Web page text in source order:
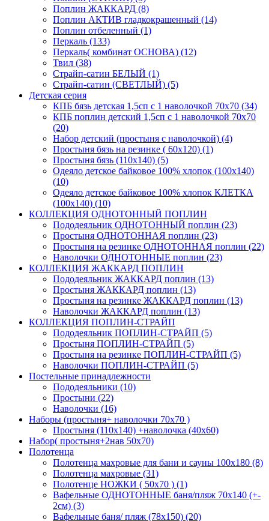
Поплин ЖАККАРД (8)
Поплин АКТИВ гладкокрашенный (14)
Поплин отбеленный (1)
Перкаль (133)
Перкаль( комбинат ОСНОВА) (12)
Твил (38)
Страйп-сатин БЕЛЫЙ (1)
Страйп-сатин (СВЕТЛЫЙ) (5)
Детская серия
КПБ бязь детская 1,5сп с 1 наволочкой 70х70 (34)
КПБ поплин детский 1,5сп с 1 наволочкой 70х70
(20)
Набор детский (простыня с наволочкой) (4)
Простыня бязь на резинке ( 60х120) (1)
Простыня бязь (110х140) (5)
Одеяло детское байковое 100% хлопок (100х140)
(10)
Одеяло детское байковое 100% хлопок КЛЕТКА
(100х140) (10)
КОЛЛЕКЦИЯ ОДНОТОННЫЙ ПОПЛИН
Пододеяльник ОДНОТОННЫЙ поплин (23)
Простыня ОДНОТОННАЯ поплин (23)
Простыня на резинке ОДНОТОННАЯ поплин (22)
Наволочки ОДНОТОННЫЕ поплин (23)
КОЛЛЕКЦИЯ ЖАККАРД ПОПЛИН
Пододеяльник ЖАККАРД поплин (13)
Простыня ЖАККАРД поплин (13)
Простыня на резинке ЖАККАРД поплин (13)
Наволочки ЖАККАРД поплин (13)
КОЛЛЕКЦИЯ ПОПЛИН-СТРАЙП
Пододеяльник ПОПЛИН-СТРАЙП (5)
Простыня ПОПЛИН-СТРАЙП (5)
Простыня на резинке ПОПЛИН-СТРАЙП (5)
Наволочки ПОПЛИН-СТРАЙП (5)
Постельные принадлежности
Пододеяльники (10)
Простыни (22)
Наволочки (16)
Наборы (простыня+ наволочки 70х70 )
Простыня (110х140) +наволочка (40х60)
Набор( простыня+2нав 50х70)
Полотенца
Полотенца махровые для бани и сауны 100х180 (8)
Полотенца махровые (31)
Полотенце НОЖКИ ( 50х70 ) (1)
Вафельные ОДНОТОННЫЕ баня/пляж 70х140 (+-
2см) (3)
Вафельные баня/ пляж (78х150) (20)